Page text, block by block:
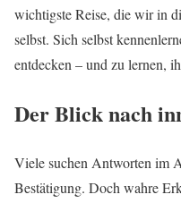
wichtigste Reise, die wir in
selbst. Sich selbst
entdecken – und zu lernen,
Der Blick nach
Viele suchen Antworten im
Bestätigung. Doch wahre